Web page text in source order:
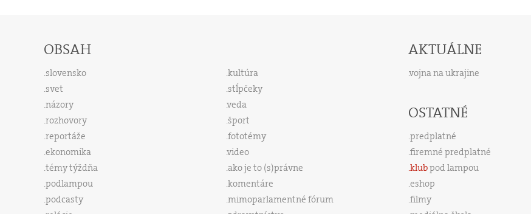
OBSAH
slovensko
svet
názory
rozhovory
reportáže
ekonomika
témy týždňa
podlampou
podcasty
kultúra
stĺpčeky
veda
šport
fototémy
video
ako je to (s)právne
komentáre
mimoparlamentné fórum
AKTUÁLNE
vojna na ukrajine
OSTATNÉ
predplatné
firemné predplatné
klubpod lampou
eshop
filmy